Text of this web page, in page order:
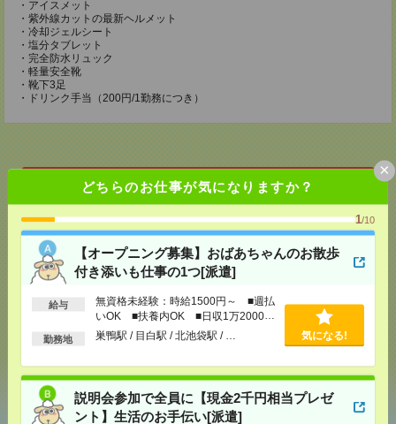
どちらのお仕事が気になりますか？
1/10
【オープニング募集】おばあちゃんのお散歩
付き添いも仕事の1つ[派遣]
給与
無資格未経験：時給1500円～ ■週払
いOK ■扶養内OK ■日収1万2000円
以上
勤務地 巣鴨駅 / 目白駅 / 北池袋駅 / … 気になる!
説明会参加で全員に【現金2千円相当プレゼ
ント】生活のお手伝い[派遣]
×
・アイスメット
・紫外線カットの最新ヘルメット
・冷却ジェルシート
・塩分タブレット
・完全防水リュック
・軽量安全靴
・靴下3足
・ドリンク手当（200円/1勤務につき）
応募ページへ
気になる！
メールで送る LINE で送る
シェア ツイート ブックマーク